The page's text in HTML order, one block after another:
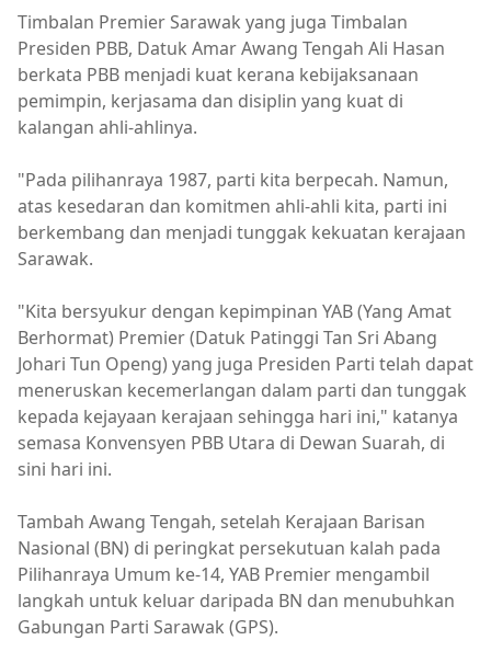
Timbalan Premier Sarawak yang juga Timbalan
Presiden PBB, Datuk Amar Awang Tengah Ali Hasan
berkata PBB menjadi kuat kerana kebijaksanaan
pemimpin, kerjasama dan disiplin yang kuat di
kalangan ahli-ahlinya.
"Pada pilihanraya 1987, parti kita berpecah. Namun,
atas kesedaran dan komitmen ahli-ahli kita, parti ini
berkembang dan menjadi tunggak kekuatan kerajaan
Sarawak.
"Kita bersyukur dengan kepimpinan YAB (Yang Amat
Berhormat) Premier (Datuk Patinggi Tan Sri Abang
Johari Tun Openg) yang juga Presiden Parti telah dapat
meneruskan kecemerlangan dalam parti dan tunggak
kepada kejayaan kerajaan sehingga hari ini," katanya
semasa Konvensyen PBB Utara di Dewan Suarah, di
sini hari ini.
Tambah Awang Tengah, setelah Kerajaan Barisan
Nasional (BN) di peringkat persekutuan kalah pada
Pilihanraya Umum ke-14, YAB Premier mengambil
langkah untuk keluar daripada BN dan menubuhkan
Gabungan Parti Sarawak (GPS).